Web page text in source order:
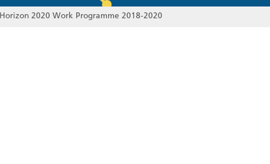
Horizon 2020 Work Programme 2018-2020